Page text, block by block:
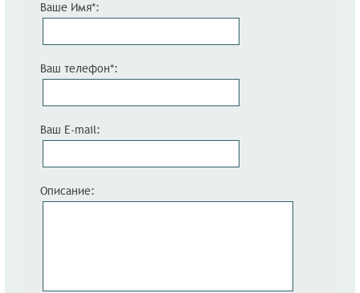
Ваше Имя*:
Ваш телефон*:
Ваш E-mail:
Описание: